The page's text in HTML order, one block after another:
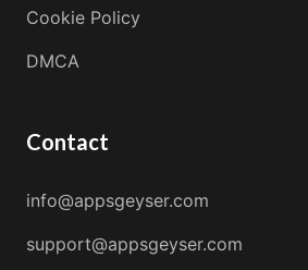
Cookie Policy
DMCA
Contact
info@appsgeyser.com
support@appsgeyser.com